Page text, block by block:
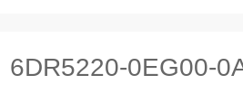
6DR5220-0EG00-0AA0